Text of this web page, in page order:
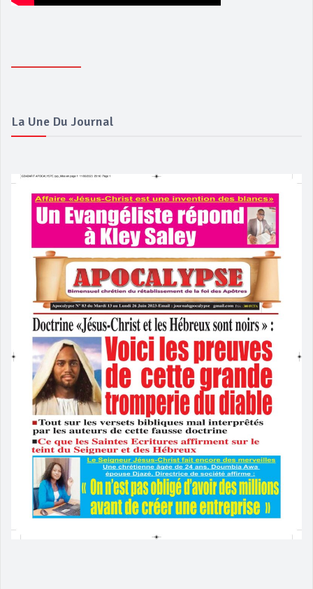
La Une Du Journal